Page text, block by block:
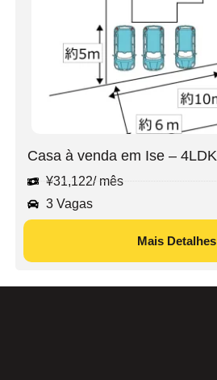
Casa à venda em Ise – 4LDK
¥31,122/ mês
3 Vagas
Mais Detalhes